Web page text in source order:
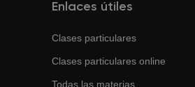
Enlaces útiles
Clases particulares
Clases particulares online
Todas las materias